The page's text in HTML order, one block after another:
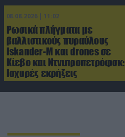
08.08.2026 | 11:02
Ρωσικά πλήγματα με
βαλλιστικούς πυραύλους
Iskander-M και drones σε
Κίεβο και Ντνιπροπετρόφσκ:
Ισχυρές εκρήξεις